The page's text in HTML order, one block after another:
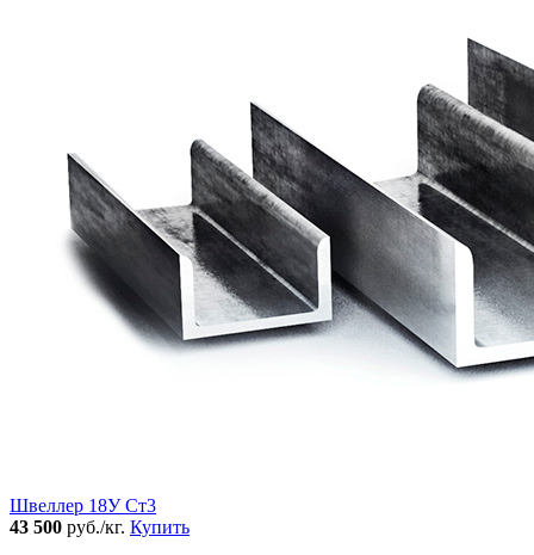
Швеллер 18У Ст3
43 500 руб./кг. Купить